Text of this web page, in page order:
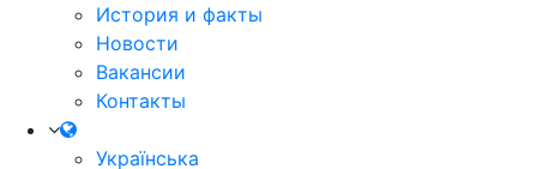
История и факты
Новости
Вакансии
Контакты
Українська